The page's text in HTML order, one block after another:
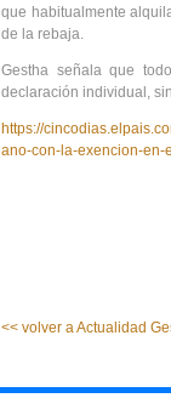
que habitualmente
de la rebaja.
Gestha señala que
declaración individual,
https://
ano-con-la-exencion-en-
<< volver a Actualidad